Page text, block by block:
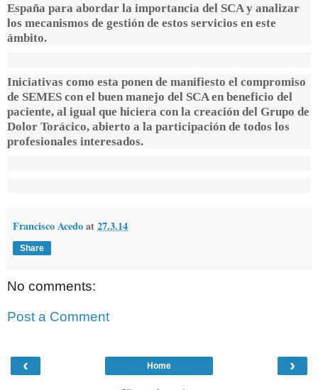
España para abordar la importancia del SCA y analizar
los mecanismos de gestión de estos servicios en este
ámbito.
Iniciativas como esta ponen de manifiesto el compromiso
de SEMES con el buen manejo del SCA en beneficio del
paciente, al igual que hiciera con la creación del Grupo de
Dolor Torácico, abierto a la participación de todos los
profesionales interesados.
Francisco Acedoat27.3.14
Share
No comments:
Post a Comment
‹ ›
Home